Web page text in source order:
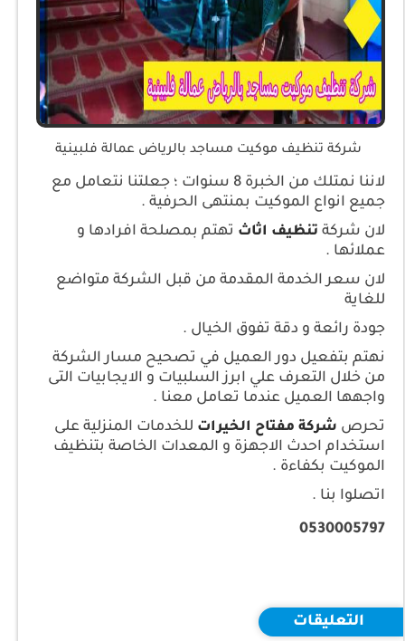
شركة تنظيف موكيت مساجد بالرياض عمالة فلبينية
لاننا نمتلك من الخبرة 8 سنوات ؛ جعلتنا نتعامل مع
جميع انواع الموكيت بمنتهى الحرفية .
لان شركة تنظيف اثاث تهتم بمصلحة افرادها و
عملائها .
لان سعر الخدمة المقدمة من قبل الشركة متواضع
للغاية
جودة رائعة و دقة تفوق الخيال .
نهتم بتفعيل دور العميل في تصحيح مسار الشركة
من خلال التعرف علي ابرز السلبيات و الايجابيات التى
واجهها العميل عندما تعامل معنا .
تحرص شركة مفتاح الخيرات للخدمات المنزلية على
استخدام احدث الاجهزة و المعدات الخاصة بتنظيف
الموكيت بكفاءة .
اتصلوا بنا .
0530005797
التعليقات